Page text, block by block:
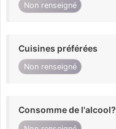
Non renseigné
Cuisines préférées
Non renseigné
Consomme de l'alcool?